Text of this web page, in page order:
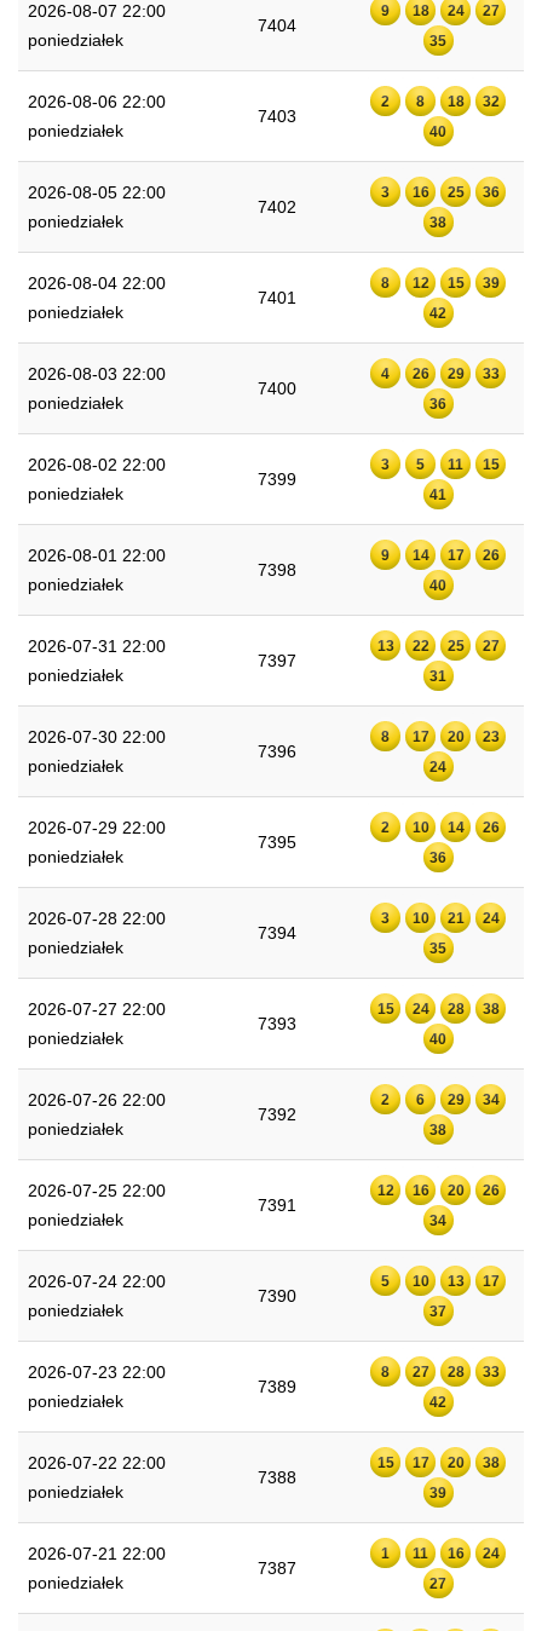
2026-08-07 22:00
poniedziałek
7404
9 18 24
27
35
2026-08-06 22:00
poniedziałek
7403
2 8 18
32
40
2026-08-05 22:00
poniedziałek
7402
3 16 25
36
38
2026-08-04 22:00
poniedziałek
7401
8 12 15
39
42
2026-08-03 22:00
poniedziałek
7400
4 26 29
33
36
2026-08-02 22:00
poniedziałek
7399
3 5 11
15
41
2026-08-01 22:00
poniedziałek
7398
9 14 17
26
40
2026-07-31 22:00
poniedziałek
7397
13 22 25
27
31
2026-07-30 22:00
poniedziałek
7396
8 17 20
23
24
2026-07-29 22:00
poniedziałek
7395
2 10 14
26
36
2026-07-28 22:00
poniedziałek
7394
3 10 21
24
35
2026-07-27 22:00
poniedziałek
7393
15 24 28
38
40
2026-07-26 22:00
poniedziałek
7392
2 6 29
34
38
2026-07-25 22:00
poniedziałek
7391
12 16 20
26
34
2026-07-24 22:00
poniedziałek
7390
5 10 13
17
37
2026-07-23 22:00
poniedziałek
7389
8 27 28
33
42
2026-07-22 22:00
poniedziałek
7388
15 17 20
38
39
2026-07-21 22:00
poniedziałek
7387
1 11 16
24
27